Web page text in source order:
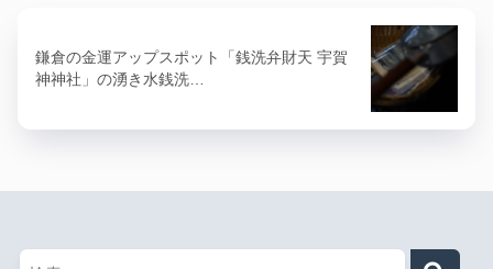
鎌倉の金運アップスポット「銭洗弁財天 宇賀
神神社」の湧き水銭洗…